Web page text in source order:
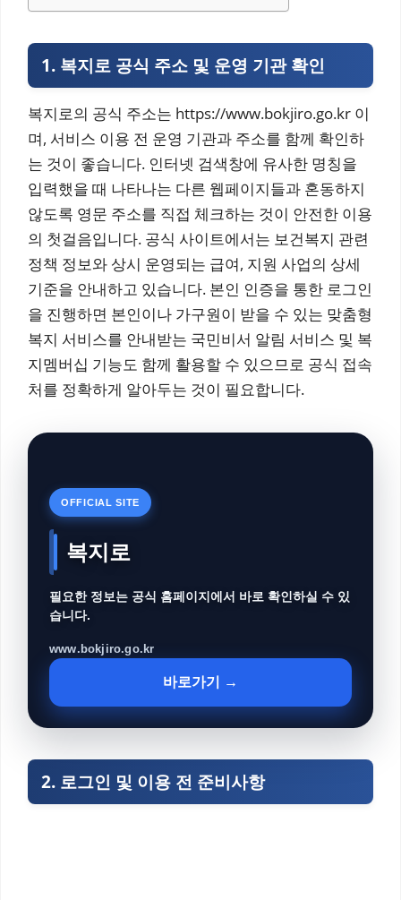
1. 복지로 공식 주소 및 운영 기관 확인
복지로의 공식 주소는 https://www.bokjiro.go.kr 이
며, 서비스 이용 전 운영 기관과 주소를 함께 확인하
는 것이 좋습니다. 인터넷 검색창에 유사한 명칭을
입력했을 때 나타나는 다른 웹페이지들과 혼동하지
않도록 영문 주소를 직접 체크하는 것이 안전한 이용
의 첫걸음입니다. 공식 사이트에서는 보건복지 관련
정책 정보와 상시 운영되는 급여, 지원 사업의 상세
기준을 안내하고 있습니다. 본인 인증을 통한 로그인
을 진행하면 본인이나 가구원이 받을 수 있는 맞춤형
복지 서비스를 안내받는 국민비서 알림 서비스 및 복
지멤버십 기능도 함께 활용할 수 있으므로 공식 접속
처를 정확하게 알아두는 것이 필요합니다.
OFFICIAL SITE
복지로
필요한 정보는 공식 홈페이지에서 바로 확인하실 수 있
습니다.
www.bokjiro.go.kr
바로가기 →
2. 로그인 및 이용 전 준비사항